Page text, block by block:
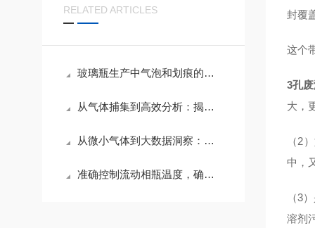
RELATED ARTICLES
玻璃瓶生产中气泡和划痕的八个常见因素
从气体捕集到高效分析：揭秘吹扫捕集瓶在环境监测中的神奇作用
从微小气体到大数据洞察：吹扫捕集瓶在气体分析中的创新应用
准确控制流动相瓶温度，确保分析结果的准确性
封覆
这个
3孔
大，
（2
中，
（3
溶剂